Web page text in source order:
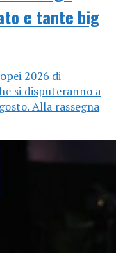
e tante big
2026 di
si disputeranno a
Alla rassegna